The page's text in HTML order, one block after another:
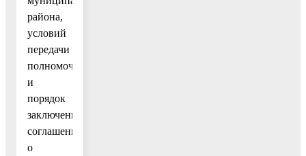
района,
условий
передачи
полномочий
и
порядок
заключения
соглашений
о